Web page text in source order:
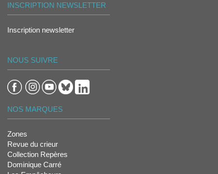
INSCRIPTION NEWSLETTER
Inscription newsletter
NOUS SUIVRE
NOS MARQUES
Zones
Revue du crieur
Collection Repères
Dominique Carré